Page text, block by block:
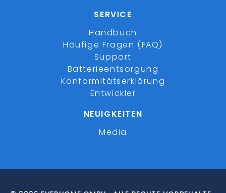
SERVICE
Handbuch
Häufige Fragen (FAQ)
Support
Batterieentsorgung
Konformitätserklärung
Entwickler
NEUIGKEITEN
Media